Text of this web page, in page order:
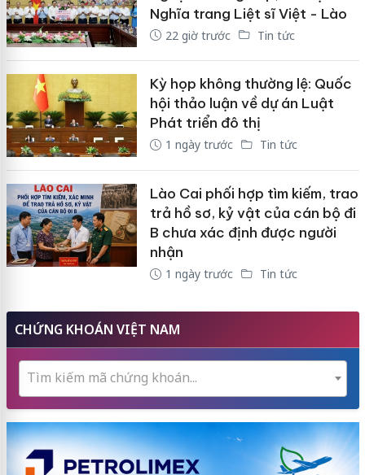
Nghĩa trang Liệt sĩ Việt - Lào
22 giờ trước Tin tức
Kỳ họp không thường lệ: Quốc
hội thảo luận về dự án Luật
Phát triển đô thị
1 ngày trước Tin tức
Lào Cai phối hợp tìm kiếm, trao
trả hồ sơ, kỷ vật của cán bộ đi
B chưa xác định được người
nhận
1 ngày trước Tin tức
CHỨNG KHOÁN VIỆT NAM
Tìm kiếm mã chứng khoán...